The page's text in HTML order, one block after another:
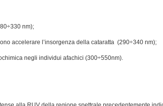
nm);
accelerare l’insorgenza della cataratta (290÷340 nm);
negli individui afachici (300÷550nm).